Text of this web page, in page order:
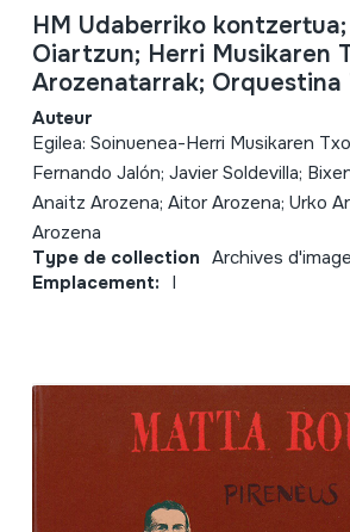
HM Udaberriko
Oiartzun; Herri Musikaren
Arozenatarrak; Orquestina
Auteur
Egilea: Soinuenea-Herri Musikaren
Fernando Jalón; Javier Soldevilla;
Anaitz Arozena; Aitor Arozena; Urko
Arozena
Type de collection Archives
Emplacement: I